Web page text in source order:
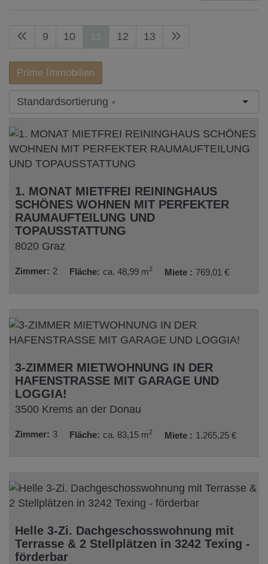
9 10 12 13
Prime Immobilien
Standardsortierung ×
1. MONAT MIETFREI REININGHAUS
SCHÖNES WOHNEN MIT PERFEKTER
RAUMAUFTEILUNG UND
TOPAUSSTATTUNG
8020 Graz
Zimmer 2 Fläche ca. 48,99 m2 Miete 769,01 €
3-ZIMMER MIETWOHNUNG IN DER
HAFENSTRASSE MIT GARAGE UND
LOGGIA!
3500 Krems an der Donau
Zimmer 3 Fläche ca. 83,15 m2 Miete 1.265,25 €
Helle 3-Zi. Dachgeschosswohnung mit
Terrasse & 2 Stellplätzen in 3242 Texing -
förderbar